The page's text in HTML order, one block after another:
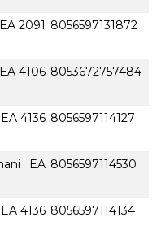
2091 8056597131872
4106 8053672757484
4136 8056597114127
EA 8056597114530
4136 8056597114134